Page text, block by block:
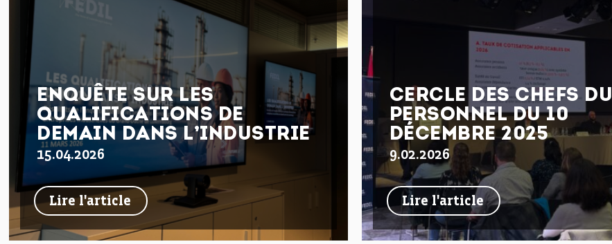
ENQUÊTE SUR LES
QUALIFICATIONS DE
DEMAIN DANS L’INDUSTRIE
Lire l'article
15.04.2026
CERCLE DES CHEFS DU
PERSONNEL DU 10
DÉCEMBRE 2025
Lire l'article
9.02.2026